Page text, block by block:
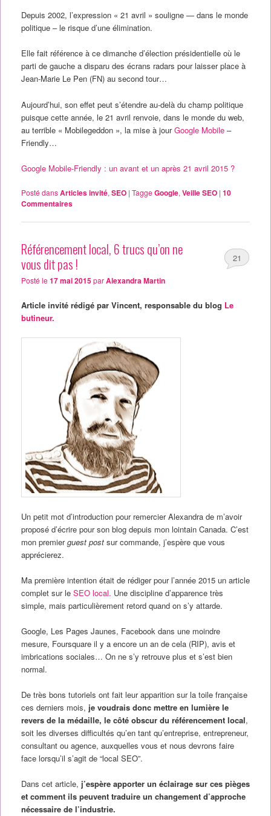
Depuis 2002, l’expression « 21 avril » souligne — dans le monde
politique – le risque d’une élimination.
Elle fait référence à ce dimanche d’élection présidentielle où le
parti de gauche a disparu des écrans radars pour laisser place à
Jean-Marie Le Pen (FN) au second tour…
Aujourd’hui, son effet peut s’étendre au-delà du champ politique
puisque cette année, le 21 avril renvoie, dans le monde du web,
au terrible « Mobilegeddon », la mise à jourGoogle Mobile–
Friendly…
Google Mobile-Friendly : un avant et un après 21 avril 2015 ?
Posté dansArticles invité, SEO | Tagge Google, Veille SEO | 10
Commentaires
Référencement local, 6 trucs qu’on ne
vous dit pas !
Posté le 17 mai 2015parAlexandra Martin
21
Article invité rédigé par Vincent, responsable du blog Le
butineur.
Un petit mot d’introduction pour remercier Alexandra de m’avoir
proposé d’écrire pour son blog depuis mon lointain Canada. C’est
mon premierguest post sur commande, j’espère que vous
apprécierez.
Ma première intention était de rédiger pour l’année 2015 un article
complet sur le SEO local. Une discipline d’apparence très
simple, mais particulièrement retord quand on s’y attarde.
Google, Les Pages Jaunes, Facebook dans une moindre
mesure, Foursquare il y a encore un an de cela (RIP), avis et
imbrications sociales… On ne s’y retrouve plus et s’est bien
normal.
De très bons tutoriels ont fait leur apparition sur la toile française
ces derniers mois, je voudrais donc mettre en lumière le
revers de la médaille, le côté obscur du référencement local,
soit les diverses difficultés qu’en tant qu’entreprise, entrepreneur,
consultant ou agence, auxquelles vous et nous devrons faire
face lorsqu’il s’agit de “local SEO”.
Dans cet article, j’espère apporter un éclairage sur ces pièges
et comment ils peuvent traduire un changement d’approche
nécessaire de l’industrie.